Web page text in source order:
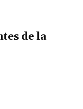
de la